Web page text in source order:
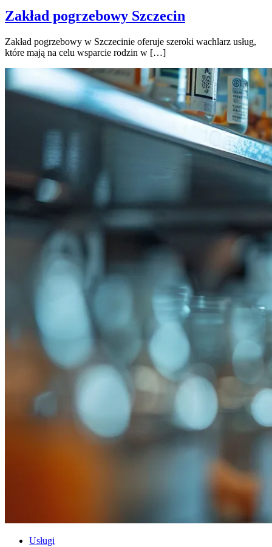
Zakład pogrzebowy Szczecin
Zakład pogrzebowy w Szczecinie oferuje szeroki wachlarz usług,
które mają na celu wsparcie rodzin w […]
Usługi